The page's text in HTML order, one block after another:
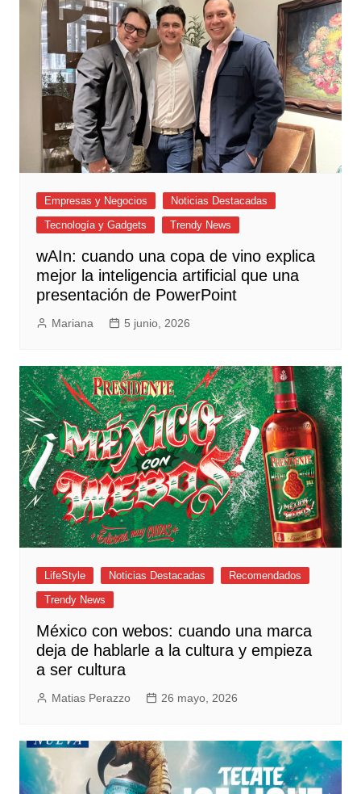
Empresas y Negocios
Noticias Destacadas
Tecnología y Gadgets
Trendy News
wAIn: cuando una copa de vino explica
mejor la inteligencia artificial que una
presentación de PowerPoint
Mariana 5 junio, 2026
LifeStyle Noticias Destacadas
Recomendados
Trendy News
México con webos: cuando una marca
deja de hablarle a la cultura y empieza
a ser cultura
Matias Perazzo 26 mayo, 2026